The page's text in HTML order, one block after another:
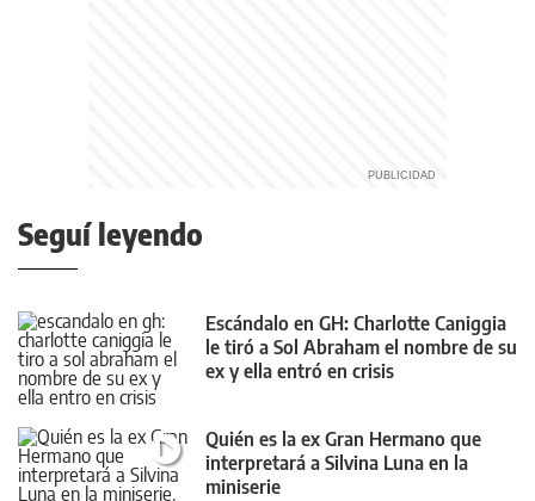
Seguí leyendo
Escándalo en GH: Charlotte Caniggia
le tiró a Sol Abraham el nombre de su
ex y ella entró en crisis
Quién es la ex Gran Hermano que
interpretará a Silvina Luna en la
miniserie